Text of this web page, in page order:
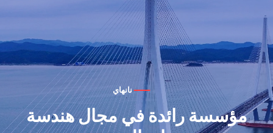
نانهاي
مؤسسة رائدة في مجال هندسة